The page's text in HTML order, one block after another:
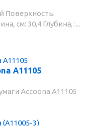
Поверхность:
см: 30,4 Глубина, :...
A11105
Accoona A11105